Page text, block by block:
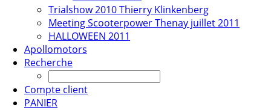
Trialshow 2010 Thierry Klinkenberg
Meeting Scooterpower Thenay juillet 2011
HALLOWEEN 2011
Apollomotors
Recherche
Compte client
PANIER